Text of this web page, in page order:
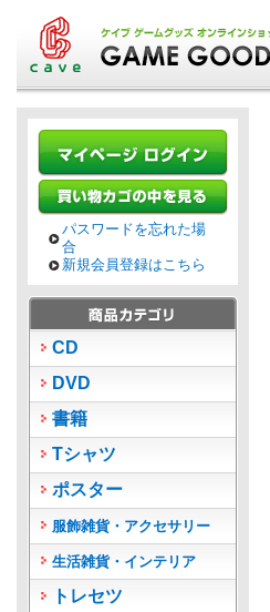
パスワードを忘れた場
合
新規会員登録はこちら
CD
DVD
書籍
Tシャツ
ポスター
服飾雑貨・アクセサリー
生活雑貨・インテリア
トレセツ